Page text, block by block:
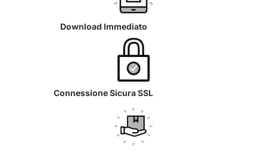
Download Immediato
Connessione Sicura SSL